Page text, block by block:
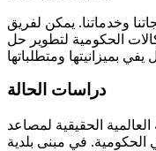
وخدماتنا. يمكن لفريق
الحكومية لتطوير حل
دراسات الحالة
الحقيقية لمصاعد
الحكومية. في مبنى بلدية